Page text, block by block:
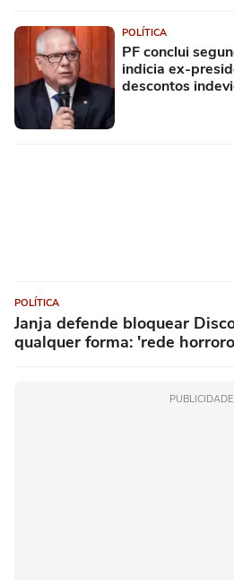
POLÍTICA
PF conclui
indicia ex-
descontos
POLÍTICA
Janja defende bloquear
qualquer forma: 'rede
PUBLICIDADE